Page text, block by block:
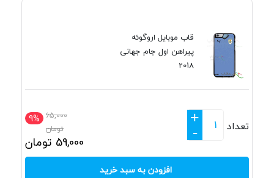
قاب موبایل اروگوئه
پیراهن اول جام جهانی
2018
9% 65,000
تومان
59,000 تومان
تعداد
+
-
افزودن به سبد خرید